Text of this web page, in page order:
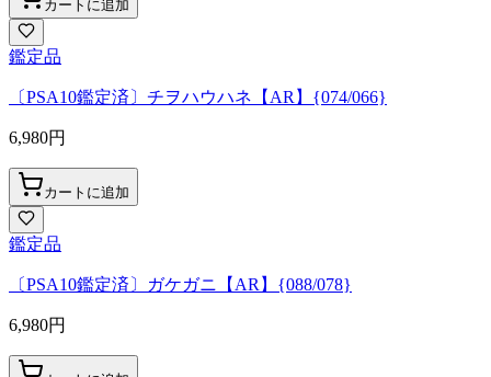
カートに追加
鑑定品
〔PSA10鑑定済〕チヲハウハネ【AR】{074/066}
6,980円
カートに追加
鑑定品
〔PSA10鑑定済〕ガケガニ【AR】{088/078}
6,980円